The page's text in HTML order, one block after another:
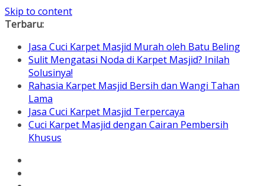
Skip to content
Terbaru:
Jasa Cuci Karpet Masjid Murah oleh Batu Beling
Sulit Mengatasi Noda di Karpet Masjid? Inilah
Solusinya!
Rahasia Karpet Masjid Bersih dan Wangi Tahan
Lama
Jasa Cuci Karpet Masjid Terpercaya
Cuci Karpet Masjid dengan Cairan Pembersih
Khusus